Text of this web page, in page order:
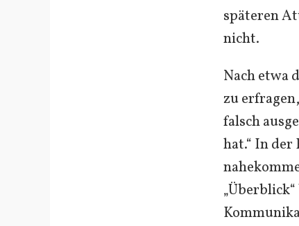
späteren
nicht.
Nach etwa
zu
falsch
hat.“ In